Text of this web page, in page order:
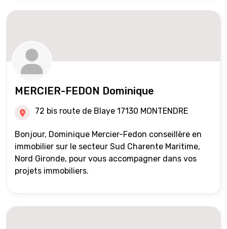
MERCIER-FEDON Dominique
72 bis route de Blaye 17130 MONTENDRE
Bonjour, Dominique Mercier-Fedon conseillère en
immobilier sur le secteur Sud Charente Maritime,
Nord Gironde, pour vous accompagner dans vos
projets immobiliers.